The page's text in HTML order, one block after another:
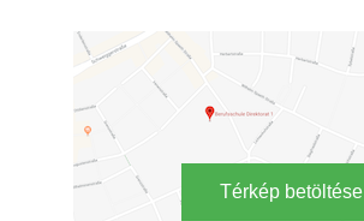
Térkép betöltése